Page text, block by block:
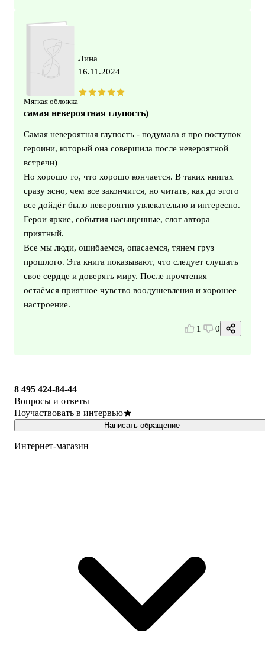
Мягкая обложка
Лина
16.11.2024
самая невероятная глупость)
Самая невероятная глупость - подумала я про поступок
героини, который она совершила после невероятной
встречи)
Но хорошо то, что хорошо кончается. В таких книгах
сразу ясно, чем все закончится, но читать, как до этого
все дойдёт было невероятно увлекательно и интересно.
Герои яркие, события насыщенные, слог автора
приятный.
Все мы люди, ошибаемся, опасаемся, тянем груз
прошлого. Эта книга показывают, что следует слушать
свое сердце и доверять миру. После прочтения
остаёмся приятное чувство воодушевления и хорошее
настроение.
1 0
8 495 424-84-44
Вопросы и ответы
Поучаствовать в интервью
Написать обращение
Интернет-магазин